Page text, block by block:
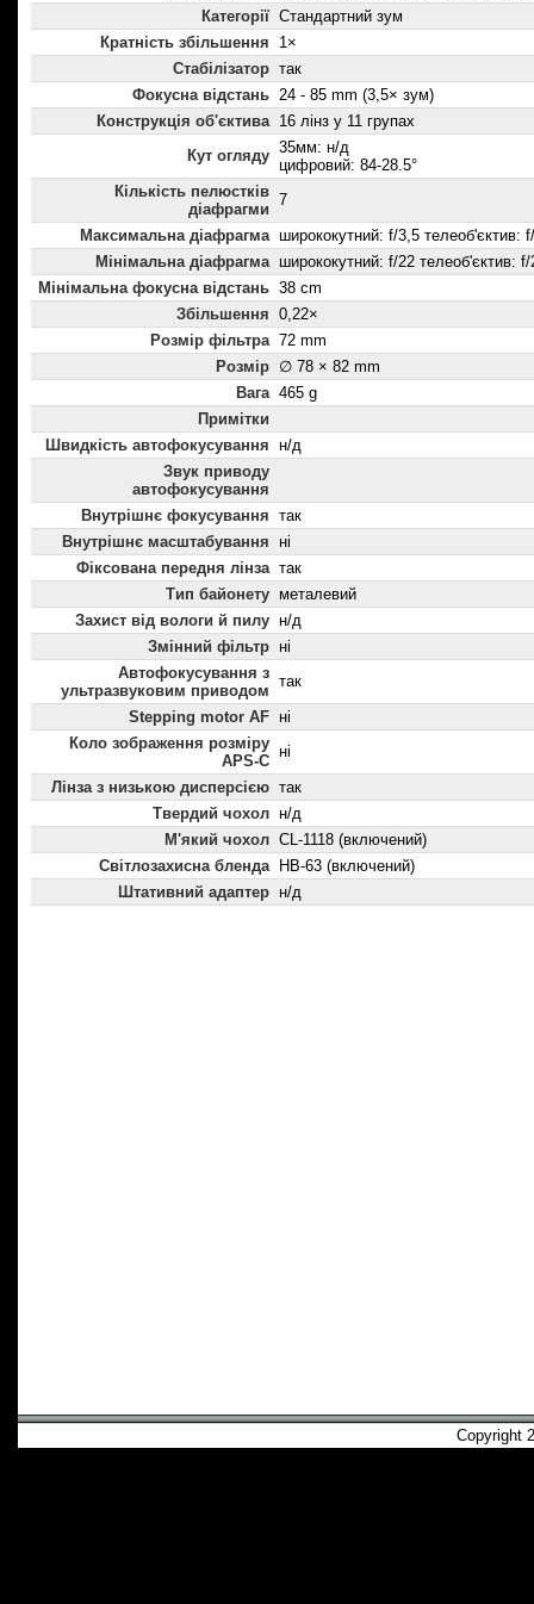
Категорії Стандартний зум
Кратність збільшення
1×
Стабілізатор так
Фокусна відстань 24 - 85 mm (3,5× зум)
Конструкція об'єктива 16 лінз у 11 групах
Кут огляду 35мм: н/д
цифровий: 84-28.5°
Кількість пелюстків
діафрагми
7
Максимальна діафрагма ширококутний: f/3,5 телеоб'єктив:
Мінімальна діафрагма ширококутний: f/22 телеоб'єктив: f/
Мінімальна фокусна відстань 38 cm
Збільшення 0,22×
Розмір фільтра 72 mm
Розмір ∅ 78 × 82 mm
Вага 465 g
Примітки
Швидкість автофокусування н/д
Звук приводу
автофокусування
Внутрішнє фокусування так
Внутрішнє масштабування
ні
Фіксована передня лінза так
Тип байонету металевий
Захист від вологи й пилу н/д
Змінний фільтр ні
Автофокусування з
ультразвуковим приводом
так
Stepping motor AF ні
Коло зображення розміру
APS-C
ні
Лінза з низькою дисперсією так
Твердий чохол н/д
М'який чохол CL-1118 (включений)
Світлозахисна бленда
HB-63 (включений)
Штативний адаптер н/д
Copyright